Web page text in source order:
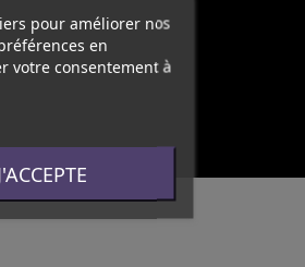
pour améliorer nos
en
votre consentement à